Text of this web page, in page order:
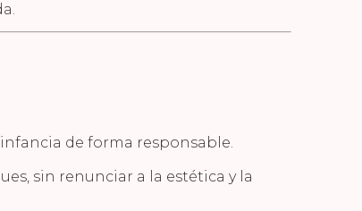
de forma responsable.
sin renunciar a la estética y la